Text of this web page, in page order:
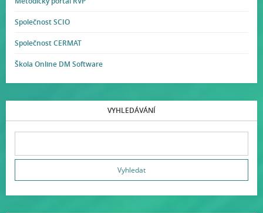
Společnost SCIO
Společnost CERMAT
Škola Online DM Software
VYHLEDÁVÁNÍ